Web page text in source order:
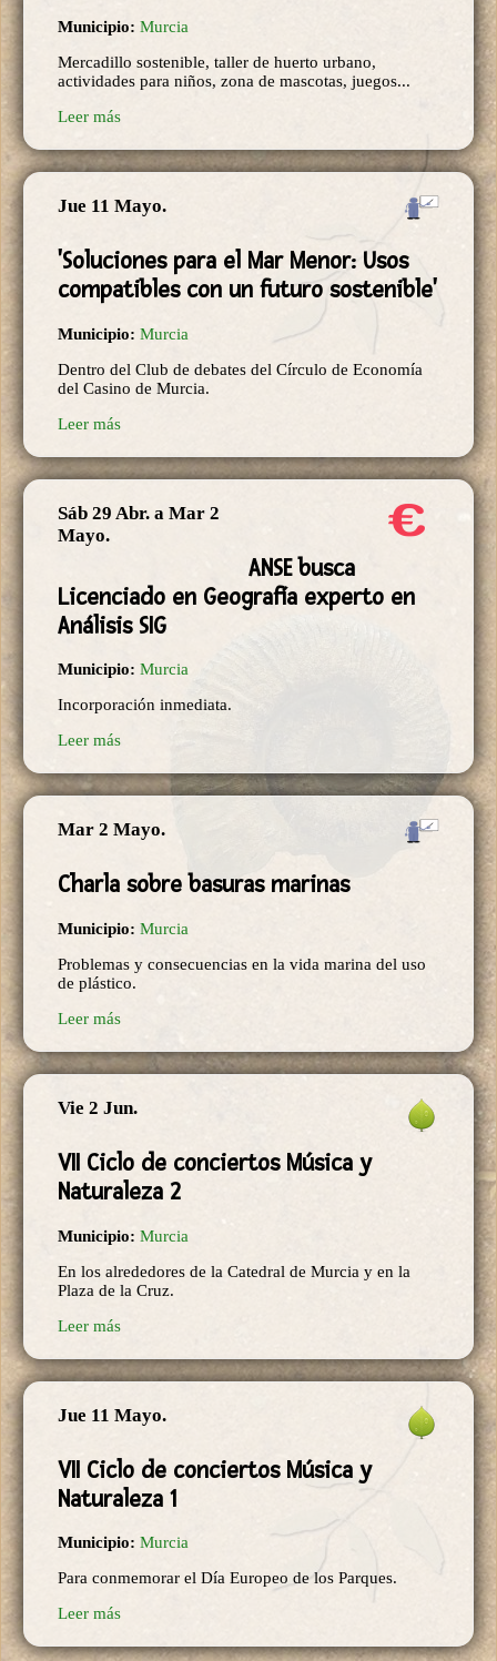
Municipio: Murcia
Mercadillo sostenible, taller de huerto urbano,
actividades para niños, zona de mascotas, juegos...
Leer más
Jue 11 Mayo.
'Soluciones para el Mar Menor: Usos
compatibles con un futuro sostenible'
Municipio: Murcia
Dentro del Club de debates del Círculo de Economía
del Casino de Murcia.
Leer más
Sáb 29 Abr. a Mar 2
Mayo.
ANSE busca
Licenciado en Geografía experto en
Análisis SIG
Municipio: Murcia
Incorporación inmediata.
Leer más
Mar 2 Mayo.
Charla sobre basuras marinas
Municipio: Murcia
Problemas y consecuencias en la vida marina del uso
de plástico.
Leer más
Vie 2 Jun.
VII Ciclo de conciertos Música y
Naturaleza 2
Municipio: Murcia
En los alrededores de la Catedral de Murcia y en la
Plaza de la Cruz.
Leer más
Jue 11 Mayo.
VII Ciclo de conciertos Música y
Naturaleza 1
Municipio: Murcia
Para conmemorar el Día Europeo de los Parques.
Leer más